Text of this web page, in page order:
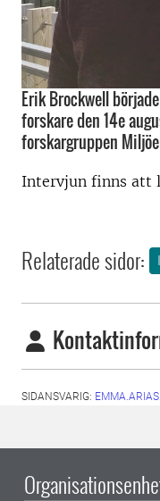
Erik Brockwell
forskare den 14e
forskargruppen
Intervjun finns att
Relaterade sidor:
SIDANSVARIG: